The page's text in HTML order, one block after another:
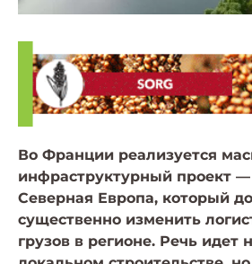
Во Франции реализуется
инфраструктурный проект
Северная Европа, который
существенно изменить
грузов в регионе. Речь идет